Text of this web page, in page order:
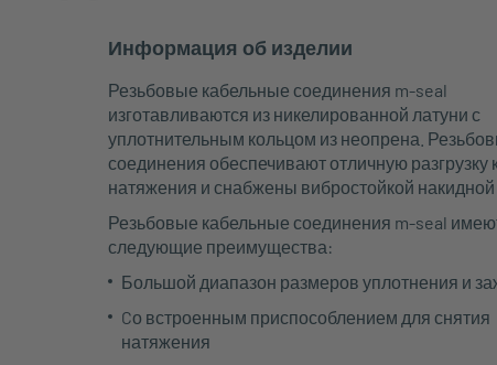
Информация об изделии
Резьбовые кабельные соединения m-seal
изготавливаются из никелированной латуни с
уплотнительным кольцом из неопрена.
соединения обеспечивают отличную разгрузку
натяжения и снабжены вибростойкой накидной
Резьбовые кабельные соединения m-seal
следующие преимущества:
Большой диапазон размеров уплотнения и
Cо встроенным приспособлением для снятия
натяжения